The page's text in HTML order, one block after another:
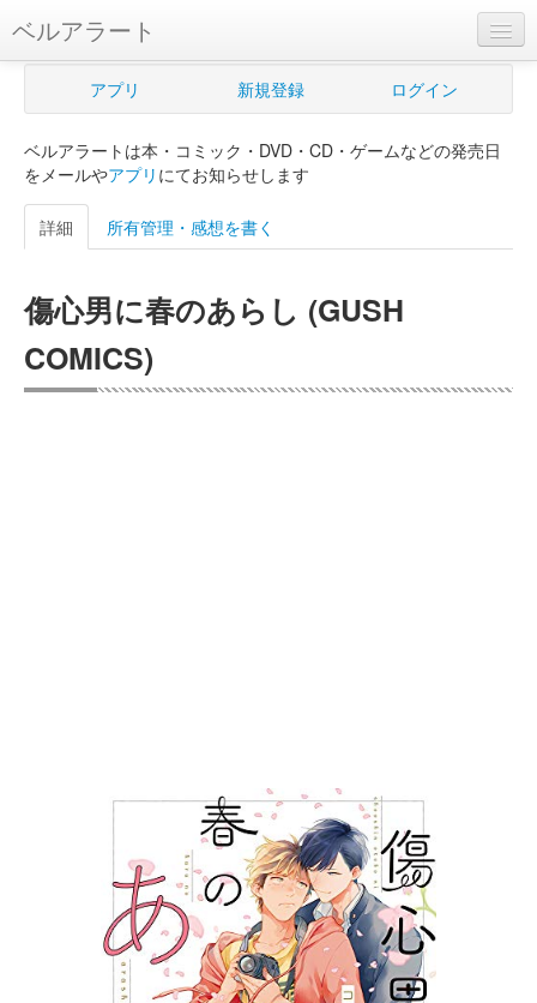
ベルアラート
ベルアラートとは
新規登録
ログイン
購入管理
Myシェルフ
アプリ 新規登録 ログイン
ベルアラートは本・コミック・DVD・CD・ゲームなどの発売日
をメールやアプリ にてお知らせします
詳細 所有管理・感想を書く
傷心男に春のあらし (GUSH
COMICS)